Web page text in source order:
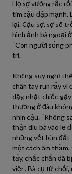
Họ sợ vướng rắc
tim cậu đập mạnh.
lại. Cậu sợ, sợ sẽ
hình ảnh bà ngoại
“Con người sống
trí.
Không suy nghĩ
chân tay run rẩy vì
dậy, nhặt chiếc gậy
thương ở đâu
nhìn cậu. “Không
thận dìu bà vào lề
những vết bùn đất
một cách âm
tấy, chắc chắn đã
viện. Bà cụ từ chối,